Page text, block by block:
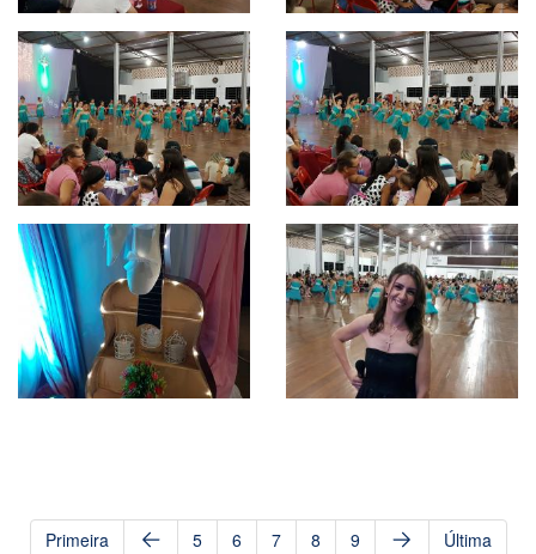
Primeira 5 6 7 8 9 Última